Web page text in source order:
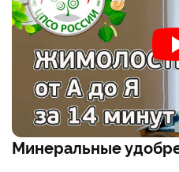
Минеральные